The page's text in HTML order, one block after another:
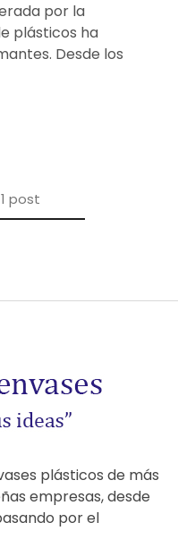
por la
plásticos ha
Desde los
1 post
plásticos de más
empresas, desde
por el